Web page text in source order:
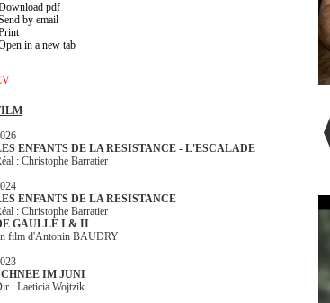
pdf
by email
in a new tab
ENFANTS DE LA RESISTANCE - L'ESCALADE
: Christophe Barratier
ENFANTS DE LA RESISTANCE
: Christophe Barratier
GAULLE I & II
film d'Antonin BAUDRY
IM JUNI
: Laeticia Wojtzik